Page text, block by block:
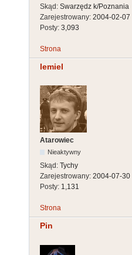
Skąd: Swarzędz k/Poznania
Zarejestrowany: 2004-02-07
Posty: 3,093
Strona
lemiel
Atarowiec
Nieaktywny
Skąd: Tychy
Zarejestrowany: 2004-07-30
Posty: 1,131
Strona
Pin